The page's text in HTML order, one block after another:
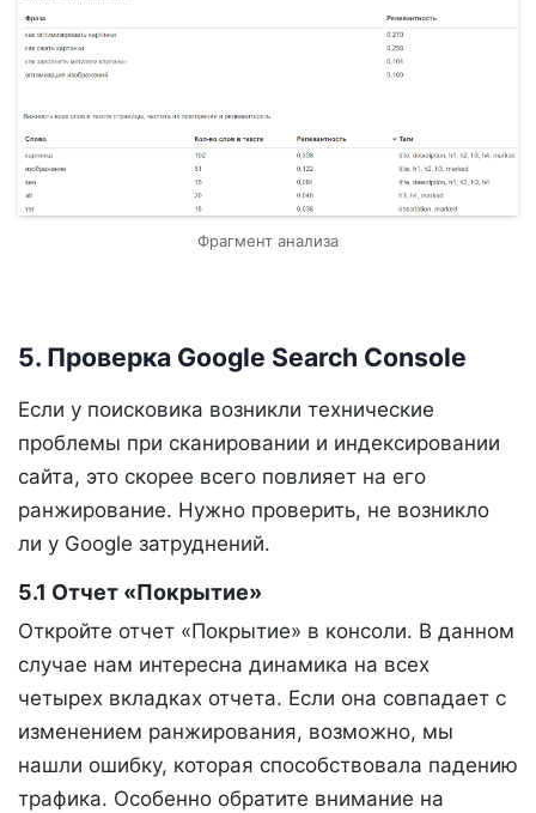
Фрагмент анализа
5. Проверка Google Search Console
Если у поисковика возникли технические
проблемы при сканировании и индексировании
сайта, это скорее всего повлияет на его
ранжирование. Нужно проверить, не возникло
ли у Google затруднений.
5.1 Отчет «Покрытие»
Откройте отчет «Покрытие» в консоли. В данном
случае нам интересна динамика на всех
четырех вкладках отчета. Если она совпадает с
изменением ранжирования, возможно, мы
нашли ошибку, которая способствовала падению
трафика. Особенно обратите внимание на